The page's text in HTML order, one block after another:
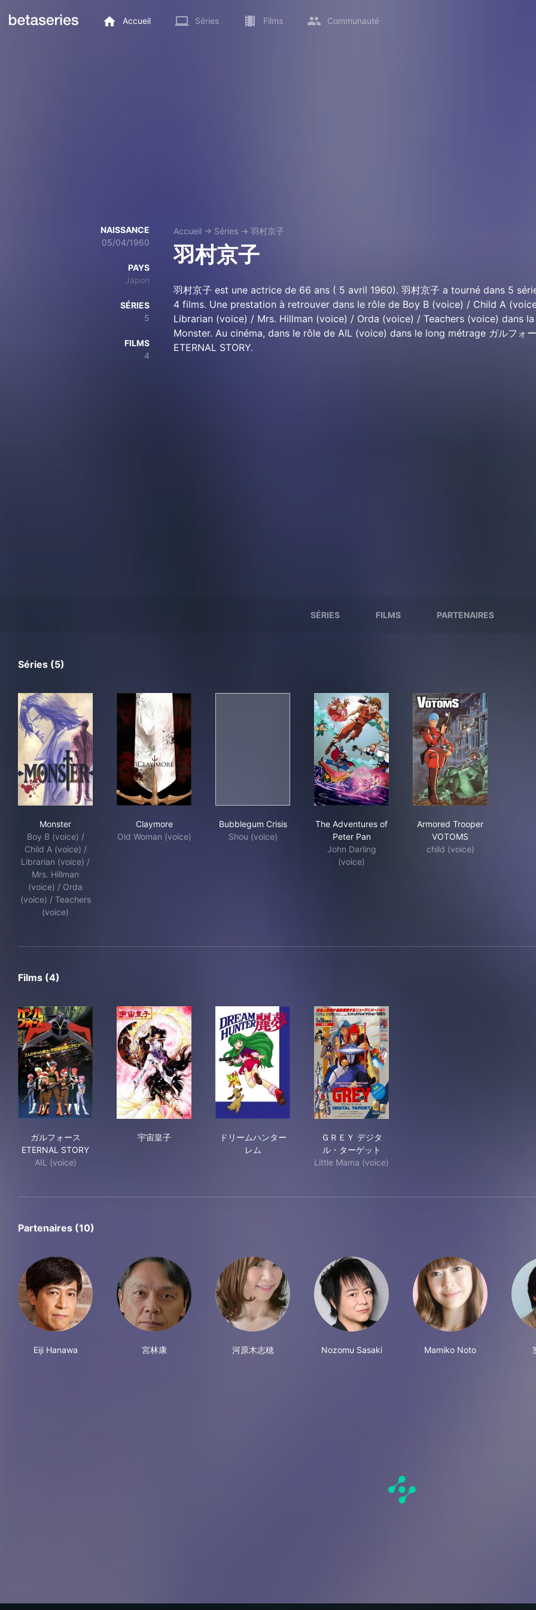
Accueil Séries Films Communauté
NAISSANCE
05/04/1960
PAYS
Japon
SÉRIES
5
FILMS
4
Accueil → Séries → 羽村京子
羽村京子
羽村京子 est une actrice de 66 ans ( 5 avril 1960). 羽村京子 a tourné dans 5
4 films. Une prestation à retrouver dans le rôle de Boy B (voice) / Child A
Librarian (voice) / Mrs. Hillman (voice) / Orda (voice) / Teachers (voice) dans
Monster. Au cinéma, dans le rôle de AIL (voice) dans le long métrage ガルフォ
ETERNAL STORY.
SÉRIES FILMS PARTENAIRES
Séries (5)
Monster
Boy B (voice) /
Child A (voice) /
Librarian (voice) /
Mrs. Hillman
(voice) / Orda
(voice) / Teachers
(voice)
Claymore
Old Woman (voice)
Bubblegum Crisis
Shou (voice)
The Adventures of
Peter Pan
John Darling
(voice)
Armored Trooper
VOTOMS
child (voice)
Films (4)
ガルフォース
ETERNAL STORY
AIL (voice)
宇宙皇子
ドリームハンター
レム
ＧＲＥＹ デジタ
ル・ターゲット
Little Mama (voice)
Partenaires (10)
Eiji Hanawa 宮林康 河原木志穂 Nozomu Sasaki Mamiko Noto